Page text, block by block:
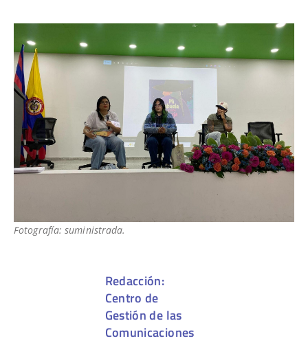
Fotografía: suministrada.
Redacción:
Centro de
Gestión de las
Comunicaciones